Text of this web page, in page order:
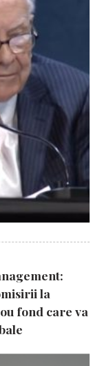
la
fond care va